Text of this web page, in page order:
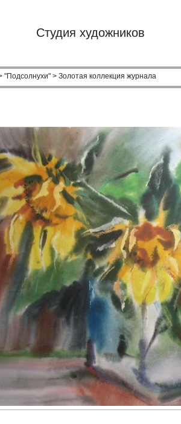
Студия художников
"Подсолнухи" > Золотая коллекция журнала